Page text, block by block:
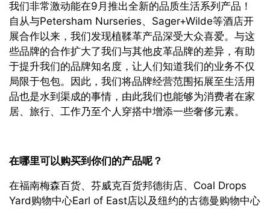
我们非常激动能在9月推出全新的品质生活系列产品！
自从与Petersham Nurseries、Sager+Wilde等酒店开
展合作以来，我们发现植鞣革产品深受大众喜爱。与这
些品牌的合作扩大了我们与其他皮革品牌的差异，有助
于提升我们的品牌知名度，让人们知道我们的业务不仅
局限于包包。因此，我们将品牌经营范围拓展至生活用
品也是水到渠成的事情，由此我们也能够为消费者在家
居、旅行、工作乃至个人穿搭中增添一些奢侈元素。
在哪里可以购买到你们的产品呢？
在福南梅森百货、芬威克百货邦德街店、Coal Drops
Yard购物中心Earl of East店以及纽约的古德曼购物中心